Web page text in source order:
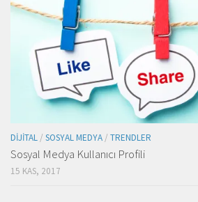
DIJITAL / SOSYAL MEDYA / TRENDLER
Sosyal Medya Kullanıcı Profili
15 KAS, 2017